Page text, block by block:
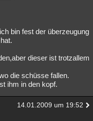
Gaming
Allmystery
bin fest der überzeugung
dieser ist trotzallem
die schüsse fallen.
ihm in den kopf.
14.01.2009 um 19:52